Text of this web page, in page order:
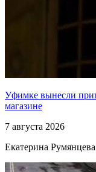
Уфимке вынесли
магазине
7 августа 2026
Екатерина Румянцева